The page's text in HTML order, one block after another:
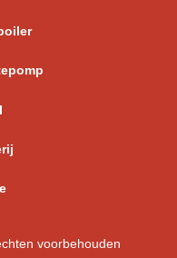
voorbehouden